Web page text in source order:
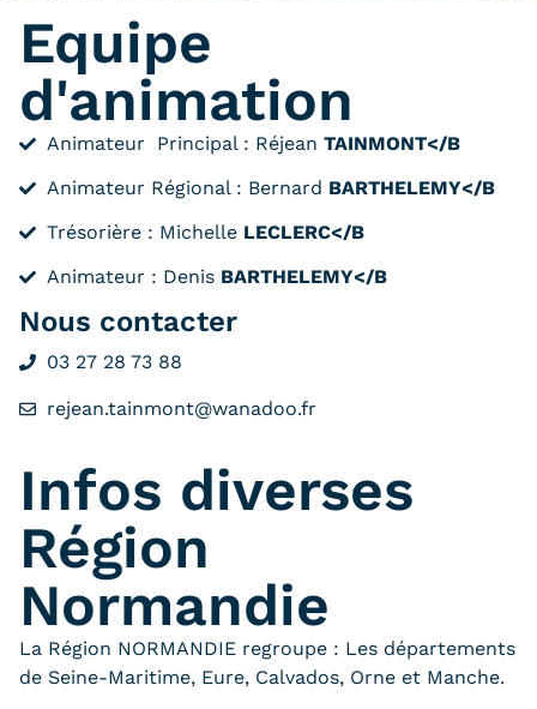
Equipe
d'animation
Animateur Principal : Réjean TAINMONT</B
Animateur Régional : Bernard BARTHELEMY</B
Trésorière : Michelle LECLERC</B
Animateur : Denis BARTHELEMY</B
Nous contacter
03 27 28 73 88
rejean.tainmont@wanadoo.fr
Infos diverses
Région
Normandie
La Région NORMANDIE regroupe : Les départements
de Seine-Maritime, Eure, Calvados, Orne et Manche.